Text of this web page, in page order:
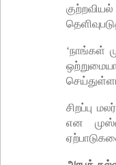
‘நாங்கள்
சிறப்பு
என